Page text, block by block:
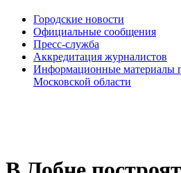
Городские новости
Официальные сообщения
Пресс-служба
Аккредитация журналистов
Информационные материалы
Московской области